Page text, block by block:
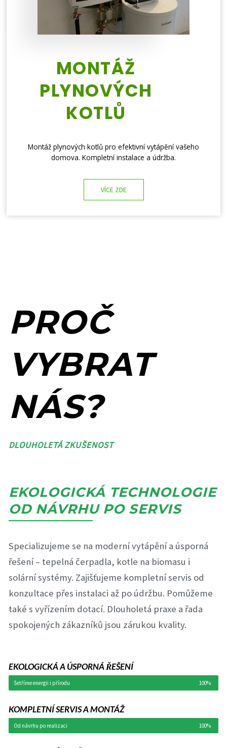
MONTÁŽ
PLYNOVÝCH
KOTLŮ
Montáž plynových kotlů pro efektivní vytápění vašeho
domova. Kompletní instalace a údržba.
VÍCE ZDE
PROČ
VYBRAT
NÁS?
DLOUHOLETÁ ZKUŠENOST
EKOLOGICKÁ TECHNOLOGIE
OD NÁVRHU PO SERVIS
Specializujeme se na moderní vytápění a úsporná
řešení – tepelná čerpadla, kotle na biomasu i
solární systémy. Zajišťujeme kompletní servis od
konzultace přes instalaci až po údržbu. Pomůžeme
také s vyřízením dotací. Dlouholetá praxe a řada
spokojených zákazníků jsou zárukou kvality.
EKOLOGICKÁ A ÚSPORNÁ ŘEŠENÍ
Šetříme energii i přírodu 100%
KOMPLETNÍ SERVIS A MONTÁŽ
Od návrhu po realizaci 100%